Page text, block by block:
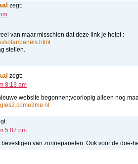
zegt:
van maar misschien dat deze link je helpt :
solar/panels.html
stellen.
zegt:
8:13 am
website begonnen;voorlopig alleen nog
5:07 pm
van zonnepanelen. Ook voor de doe-